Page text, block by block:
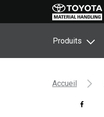
Produits
Accueil